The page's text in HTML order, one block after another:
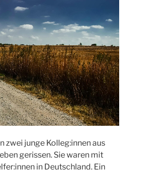
zwei junge Kolleg:innen aus
gerissen. Sie waren mit
in Deutschland. Ein